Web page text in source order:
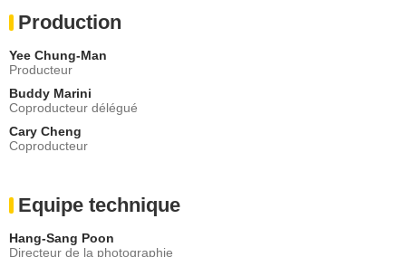
Production
Yee Chung-Man
Producteur
Buddy Marini
Coproducteur délégué
Cary Cheng
Coproducteur
Equipe technique
Hang-Sang Poon
Directeur de la photographie